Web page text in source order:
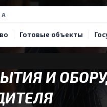
А
Готовые объекты
И